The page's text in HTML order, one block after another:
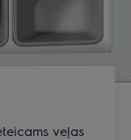
veļas